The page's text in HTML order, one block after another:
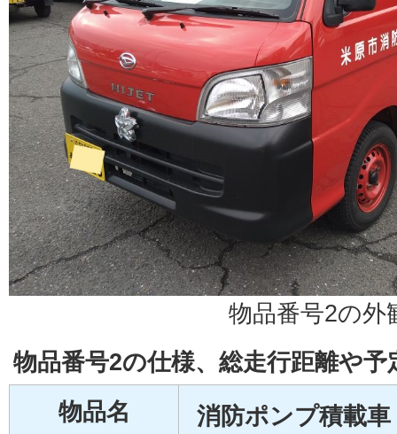
物品番号2の外
物品番号2の仕様、総走行距離や
物品名
消防ポンプ積載